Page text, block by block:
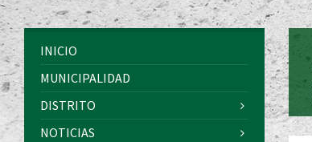
INICIO
MUNICIPALIDAD
DISTRITO
NOTICIAS